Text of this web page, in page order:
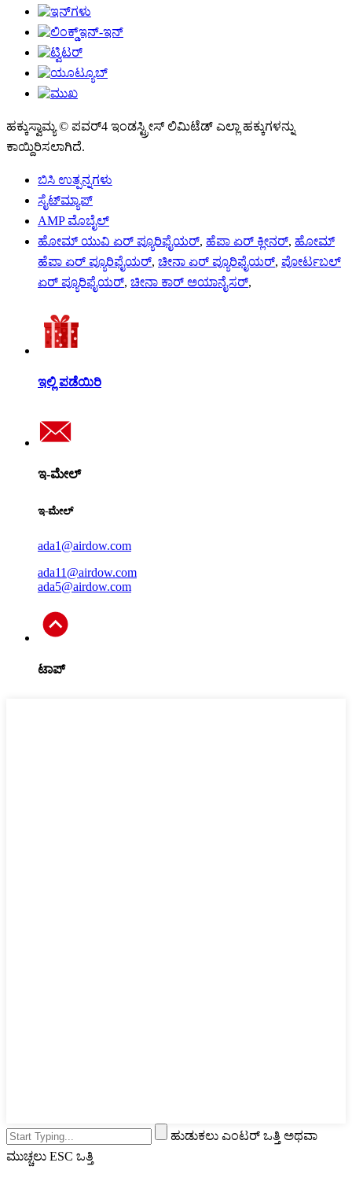
ಹಕ್ಕುಸ್ವಾಮ್ಯ © ಪವರ್4 ಇಂಡಸ್ಟ್ರೀಸ್ ಲಿಮಿಟೆಡ್ ಎಲ್ಲಾ ಹಕ್ಕುಗಳನ್ನು
ಕಾಯ್ದಿರಿಸಲಾಗಿದೆ.
ಬಿಸಿ ಉತ್ಪನ್ನಗಳು
ಸೈಟ್‌ಮ್ಯಾಪ್
AMP ಮೊಬೈಲ್
ಹೋಮ್ ಯುವಿ ಏರ್ ಪ್ಯೂರಿಫೈಯರ್, ಹೆಪಾ ಏರ್ ಕ್ಲೀನರ್, ಹೋಮ್
ಹೆಪಾ ಏರ್ ಪ್ಯೂರಿಫೈಯರ್, ಚೀನಾ ಏರ್ ಪ್ಯೂರಿಫೈಯರ್, ಪೋರ್ಟಬಲ್
ಏರ್ ಪ್ಯೂರಿಫೈಯರ್, ಚೀನಾ ಕಾರ್ ಅಯಾನೈಸರ್,
ಇಲ್ಲಿ ಪಡೆಯಿರಿ
ಇ-ಮೇಲ್
ಇ-ಮೇಲ್
ada1@airdow.com
ada11@airdow.com
ada5@airdow.com
ಟಾಪ್
ಹುಡುಕಲು ಎಂಟರ್ ಒತ್ತಿ ಅಥವಾ
ಮುಚ್ಚಲು ESC ಒತ್ತಿ